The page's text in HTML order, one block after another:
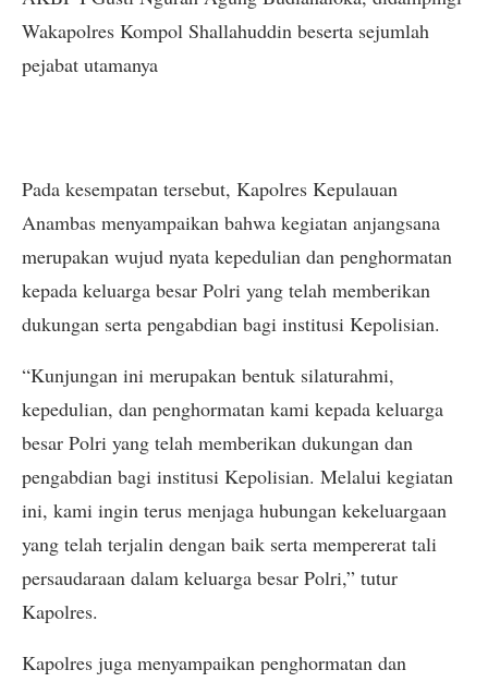
Wakapolres Kompol Shallahuddin beserta sejumlah
pejabat utamanya
Pada kesempatan tersebut, Kapolres Kepulauan
Anambas menyampaikan bahwa kegiatan anjangsana
merupakan wujud nyata kepedulian dan penghormatan
kepada keluarga besar Polri yang telah memberikan
dukungan serta pengabdian bagi institusi Kepolisian.
“Kunjungan ini merupakan bentuk silaturahmi,
kepedulian, dan penghormatan kami kepada keluarga
besar Polri yang telah memberikan dukungan dan
pengabdian bagi institusi Kepolisian. Melalui kegiatan
ini, kami ingin terus menjaga hubungan kekeluargaan
yang telah terjalin dengan baik serta mempererat tali
persaudaraan dalam keluarga besar Polri,” tutur
Kapolres.
Kapolres juga menyampaikan penghormatan dan